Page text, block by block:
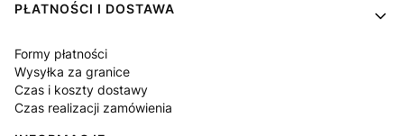
PŁATNOŚCI I DOSTAWA
Formy płatności
Wysyłka za granice
Czas i koszty dostawy
Czas realizacji zamówienia